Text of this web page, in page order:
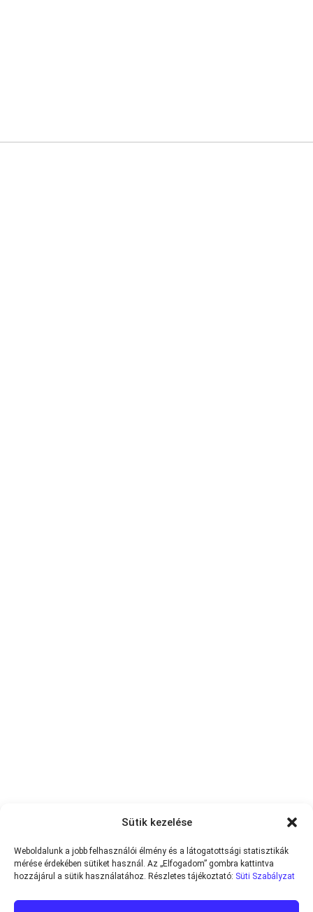
Sütik kezelése
Weboldalunk a jobb felhasználói élmény és a látogatottsági statisztikák
mérése érdekében sütiket használ. Az „Elfogadom” gombra kattintva
hozzájárul a sütik használatához. Részletes tájékoztató: Süti Szabályzat